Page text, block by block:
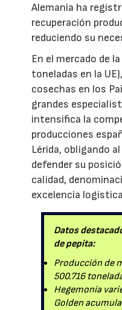
Alemania ha
recuperación
reduciendo su
En el mercado de
toneladas en la
cosechas en los
grandes
intensifica la
producciones
Lérida, obligando
defender su
calidad,
excelencia
Datos
de pepita:
Producción de
500.716
Hegemonía
Golden